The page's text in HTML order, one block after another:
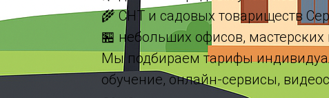
🌾 СНТ и садовых товариществ
🏪 небольших офисов, мастерских
Мы подбираем тарифы
обучение, онлайн-сервисы,